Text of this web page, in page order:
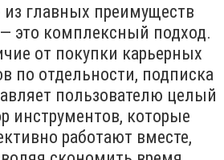
из главных преимуществ
— это комплексный подход.
от покупки карьерных
по отдельности, подписка
пользователю целый
инструментов, которые
работают вместе,